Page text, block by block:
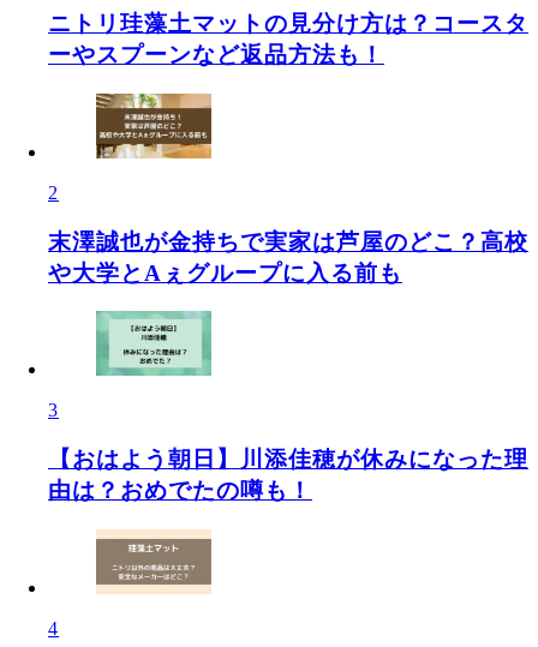
ニトリ珪藻土マットの見分け方は？コースタ
ーやスプーンなど返品方法も！
2
末澤誠也が金持ちで実家は芦屋のどこ？高校
や大学とAぇグループに入る前も
3
【おはよう朝日】川添佳穂が休みになった理
由は？おめでたの噂も！
4